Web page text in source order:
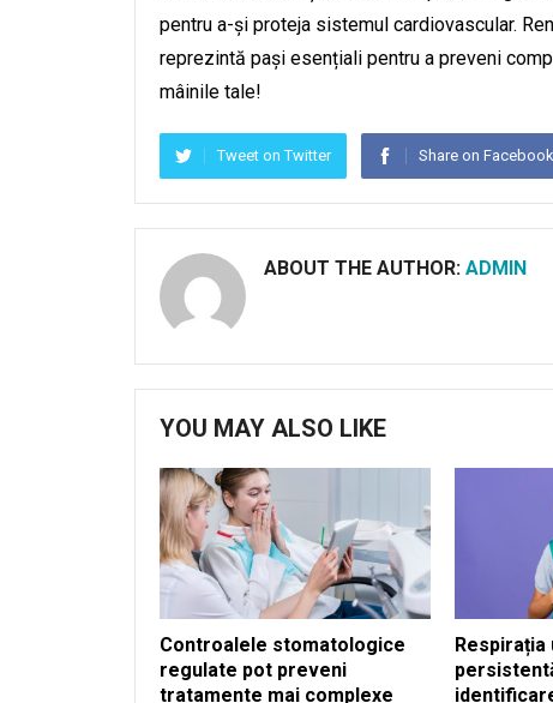
pentru a-și proteja sistemul cardiovascular.
reprezintă pași esențiali pentru a preveni
mâinile tale!
Tweet on Twitter Share on Facebook
ABOUT THE AUTHOR: ADMIN
YOU MAY ALSO LIKE
Controalele stomatologice
regulate pot preveni
tratamente mai complexe